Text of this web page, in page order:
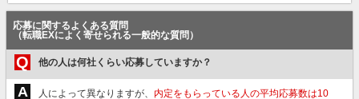
応募に関するよくある質問
（転職EXによく寄せられる一般的な質問）
Q 他の人は何社くらい応募していますか？
A 人によって異なりますが、 内定をもらっている人の平均応募数は10